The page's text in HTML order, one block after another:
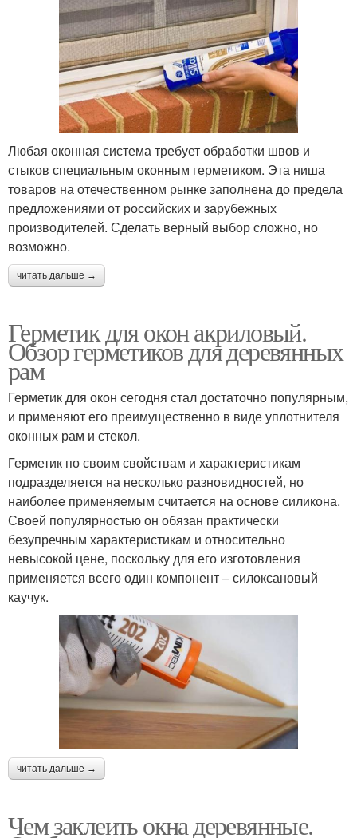
Любая оконная система требует обработки швов и
стыков специальным оконным герметиком. Эта ниша
товаров на отечественном рынке заполнена до предела
предложениями от российских и зарубежных
производителей. Сделать верный выбор сложно, но
возможно.
читать дальше →
Герметик для окон акриловый.
Обзор герметиков для деревянных
рам
Герметик для окон сегодня стал достаточно популярным,
и применяют его преимущественно в виде уплотнителя
оконных рам и стекол.
Герметик по своим свойствам и характеристикам
подразделяется на несколько разновидностей, но
наиболее применяемым считается на основе силикона.
Своей популярностью он обязан практически
безупречным характеристикам и относительно
невысокой цене, поскольку для его изготовления
применяется всего один компонент – силоксановый
каучук.
читать дальше →
Чем заклеить окна деревянные.